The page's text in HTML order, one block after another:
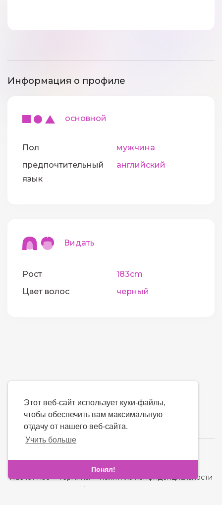
Этот веб-сайт использует куки-файлы,
чтобы обеспечить вам максимальную
отдачу от нашего веб-сайта.
Учить больше
Понял!
Информация о профиле
основной
Пол
мужчина
предпочтительный
язык
английский
Видать
Рост
183cm
Цвет волос
черный
Насчет нас-термины-политика конфиденциальности
Часто задаваемые вопросы